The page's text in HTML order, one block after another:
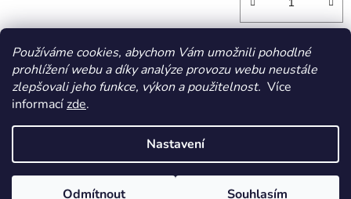
Používáme cookies, abychom Vám umožnili pohodlné
prohlížení webu a díky analýze provozu webu neustále
zlepšovali jeho funkce, výkon a použitelnost. Více
informacízde.
Nastavení
Odmítnout Souhlasím
O
v
l
d
a
c
í
6položek celkem
HOMOLA-shop.cz ZDE NAJDETE VÝDEJNÍ MÍSTO
Vytvořil Shoptet